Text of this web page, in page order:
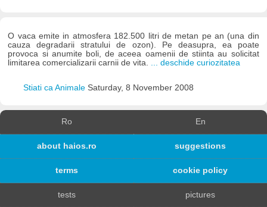
O vaca emite in atmosfera 182.500 litri de metan pe an (una din
cauza degradarii stratului de ozon). Pe deasupra, ea poate
provoca si anumite boli, de aceea oamenii de stiinta au solicitat
limitarea comercializarii carnii de vita.
... deschide curiozitatea
Stiati ca Animale Saturday, 8 November 2008
Ro En
about haios.ro suggestions
terms cookie policy
tests pictures